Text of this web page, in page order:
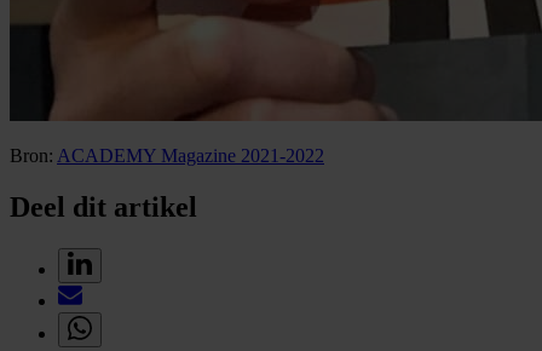
Bron: ACADEMY Magazine 2021-2022
Deel dit artikel